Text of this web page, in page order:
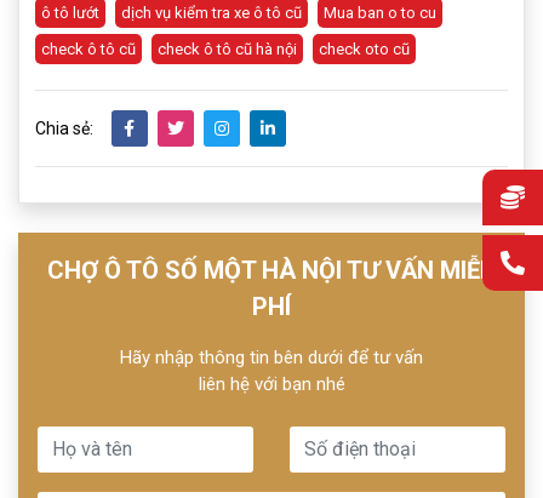
ô tô lướt dịch vụ kiểm tra xe ô tô cũ
Mua ban o to cu
check ô tô cũ
check ô tô cũ hà nội check oto cũ
Chia sẻ:
CHỢ Ô TÔ SỐ MỘT HÀ NỘI TƯ VẤN MIỄN
PHÍ
Hãy nhập thông tin bên dưới để tư vấn
liên hệ với bạn nhé